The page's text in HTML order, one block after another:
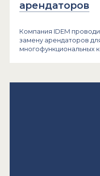
арендаторов
Компания IDEM
замену арендаторов
многофункциональных